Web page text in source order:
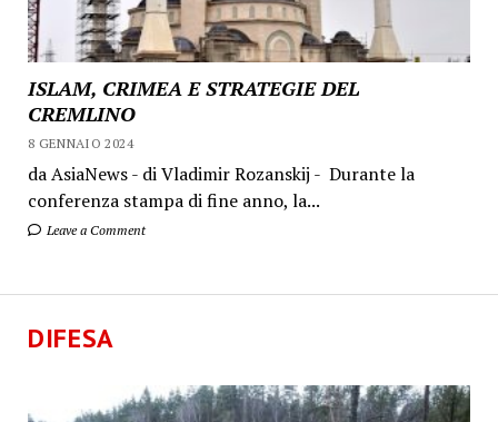
ISLAM, CRIMEA E STRATEGIE DEL
CREMLINO
8 GENNAIO 2024
da AsiaNews - di Vladimir Rozanskij - Durante la
conferenza stampa di fine anno, la...
Leave a Comment
DIFESA